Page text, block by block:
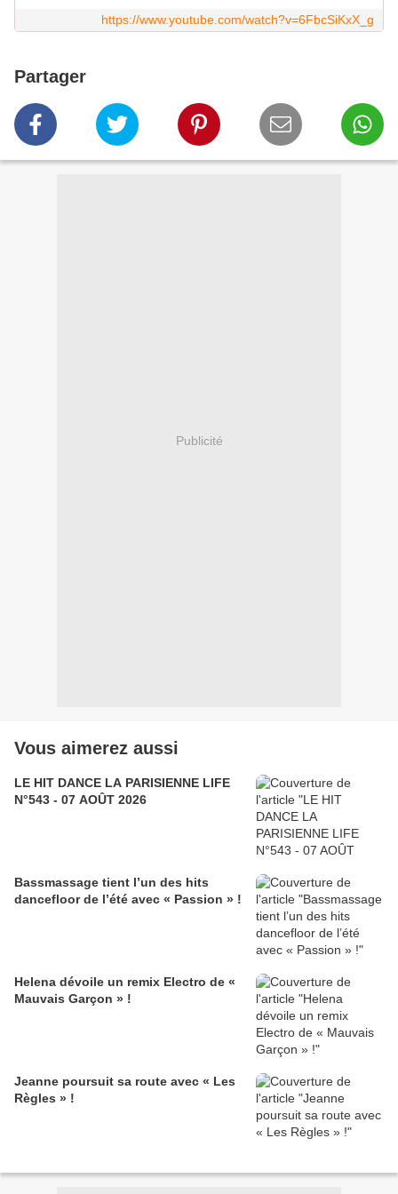
https://www.youtube.com/watch?v=6FbcSiKxX_g
Partager
Publicité
Vous aimerez aussi
LE HIT DANCE LA PARISIENNE LIFE
N°543 - 07 AOÛT 2026
Bassmassage tient l’un des hits
dancefloor de l’été avec « Passion » !
Helena dévoile un remix Electro de «
Mauvais Garçon » !
Jeanne poursuit sa route avec « Les
Règles » !